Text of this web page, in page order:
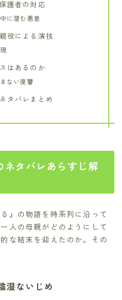
護者の対応
に潜む悪意
役による演技
はあるのか
ない復讐
タバレまとめ
ネタバレあらすじ解
』の物語を時系列に沿って
人の母親がどのようにして
な結末を迎えたのか。その
湿ないじめ